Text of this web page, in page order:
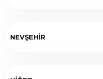
NEVŞEHİR